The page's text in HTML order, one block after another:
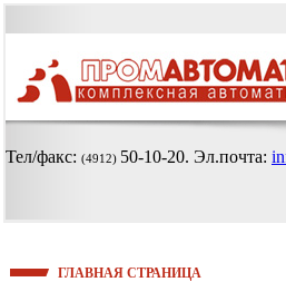
Тел/факс: (4912) 50-10-20. Эл.почта:
ГЛАВНАЯ СТРАНИЦА